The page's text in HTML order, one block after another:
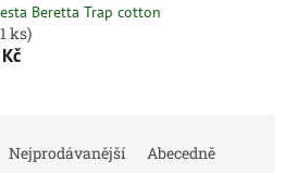
Beretta Trap cotton
ks)
Nejprodávanější Abecedně